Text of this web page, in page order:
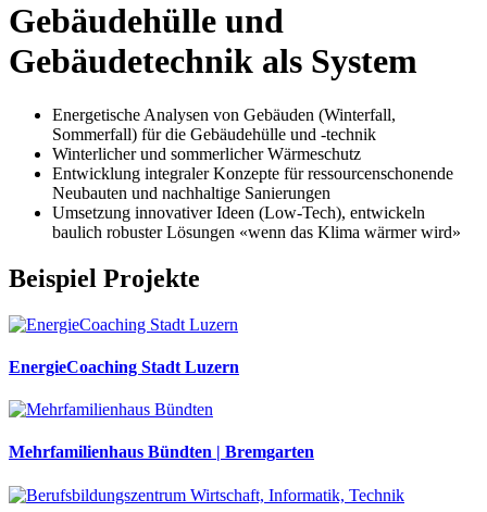
Gebäudehülle und
Gebäudetechnik als System
Energetische Analysen von Gebäuden (Winterfall,
Sommerfall) für die Gebäudehülle und -technik
Winterlicher und sommerlicher Wärmeschutz
Entwicklung integraler Konzepte für ressourcenschonende
Neubauten und nachhaltige Sanierungen
Umsetzung innovativer Ideen (Low-Tech), entwickeln
baulich robuster Lösungen «wenn das Klima wärmer wird»
Beispiel Projekte
EnergieCoaching Stadt Luzern
Mehrfamilienhaus Bündten | Bremgarten